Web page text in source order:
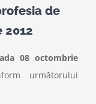
de
2012
08 octombrie
următorului